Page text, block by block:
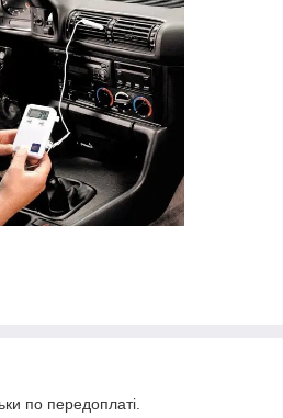
по передоплаті.